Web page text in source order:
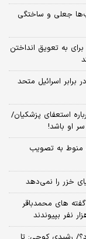
جعلی و ساختگی
به تعویق انداختن
برابر اسرائیل متحد
استعفای پزشکیان/
او باشد!
منوط به تصویب
خزر را نمی‌دهد
در گفته های محمدباقر